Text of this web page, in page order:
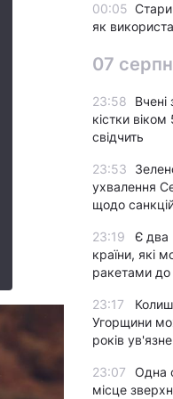
00:05
як
07
23:58
Вчені
кістки
свідчить
23:53
ухвалення
щодо
23:19
Є два
країни, які
ракетами
23:17
Угорщини
років
23:07
Одна
місце